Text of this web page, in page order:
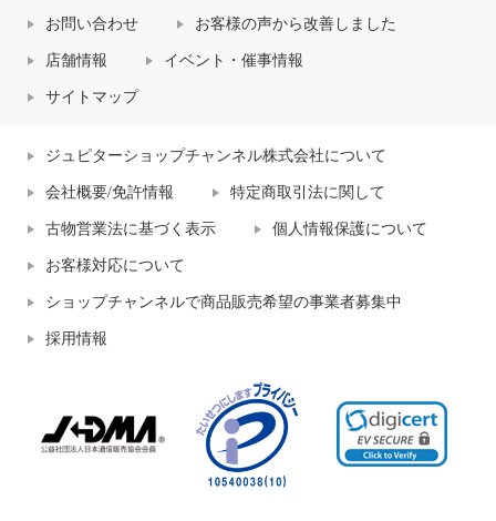
お問い合わせ お客様の声から改善しました
店舗情報 イベント・催事情報
サイトマップ
ジュピターショップチャンネル株式会社について
会社概要/免許情報 特定商取引法に関して
古物営業法に基づく表示 個人情報保護について
お客様対応について
ショップチャンネルで商品販売希望の事業者募集中
採用情報